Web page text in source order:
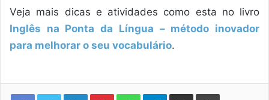
Veja mais dicas e atividades como esta no livro
Inglês na Ponta da Língua – método inovador
para melhorar o seu vocabulário.
LinkedinPinterestWhatsAppTelegram
Compartilhar via e-mail Imprimir